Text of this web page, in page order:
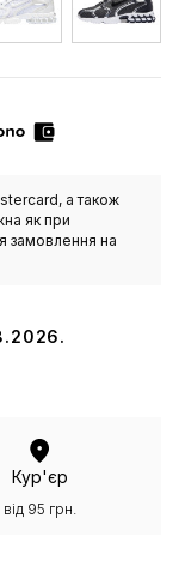
а також
як при
замовлення на
Кур'єр
від 95 грн.